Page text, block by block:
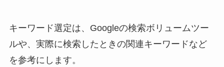
キーワード選定は、Googleの検索ボリュームツー
ルや、実際に検索したときの関連キーワードなど
を参考にします。